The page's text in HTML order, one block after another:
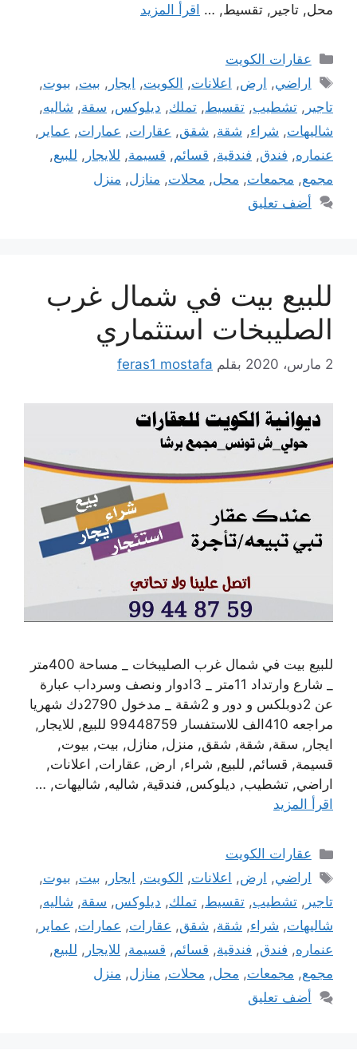
محل, تاجير, تقسيط, … اقرأ المزيد
التصنيفات
عقارات الكويت
الوسوم
اراضي, ارض, اعلانات, الكويت, ايجار , بيت, بيوت,
تاجير , تشطيب, تقسيط, تملك, ديلوكس, سقة, شاليه,
شاليهات, شراء, شقة, شقق, عقارات, عمارات, عماير ,
عنماره, فندق, فندقية, قسائم, قسيمة, للايجار , للبيع,
مجمع, مجمعات, محل, محلات, منازل, منزل
أضف تعليق
للبيع بيت في شمال غرب
الصليبخات استثماري
2 مارس، 2020 بقلم feras1 mostafa
للبيع بيت في شمال غرب الصليبخات _ مساحة 400متر
_ شارع وارتداد 11متر _ 3ادوار ونصف وسرداب عبارة
عن 2دوبلكس و دور و 2شقة _ مدخول 2790دك شهريا
مراجعه 410الف للاستفسار 99448759 للبيع, للايجار,
ايجار, سقة, شقة, شقق, منزل, منازل, بيت, بيوت,
قسيمة, قسائم, للبيع, شراء, ارض, عقارات, اعلانات,
اراضي, تشطيب, ديلوكس, فندقية, شاليه, شاليهات, …
اقرأ المزيد
التصنيفات
عقارات الكويت
الوسوم
اراضي, ارض, اعلانات, الكويت, ايجار , بيت, بيوت,
تاجير , تشطيب, تقسيط, تملك, ديلوكس, سقة, شاليه,
شاليهات, شراء, شقة, شقق, عقارات, عمارات, عماير ,
عنماره, فندق, فندقية, قسائم, قسيمة, للايجار , للبيع,
مجمع, مجمعات, محل, محلات, منازل, منزل
أضف تعليق